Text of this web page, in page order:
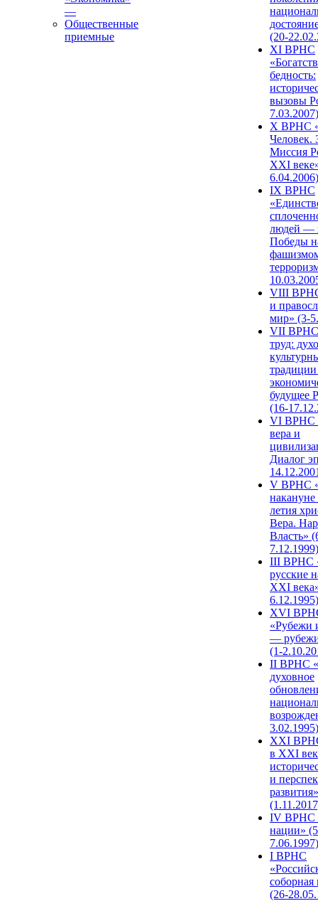
—
Общественные
приемные
(20-
XI ВРНС
бедность:
вызовы
7.03.2007)
X ВРНС
Человек.
Миссия
XXI
6.04.2006)
IX ВРНС
людей —
Победы
VIII
и
мир» (3-
VII ВРНС
труд:
будущее
(16-
VI ВРНС
вера и
Диалог
V ВРНС
накануне
летия
Вера.
Власть»
7.12.1999)
III ВРНС
русские
XXI
6.12.1995)
XVI
«Рубежи
—
(1-
II ВРНС
духовное
3.02.1995)
XХI
в XXI
и
развития»
IV ВРНС
нации»
7.06.1997)
I ВРНС
(26-